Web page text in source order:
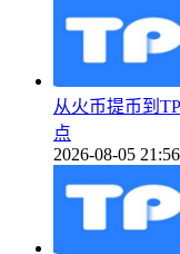
从火币提币到
点
2026-08-05